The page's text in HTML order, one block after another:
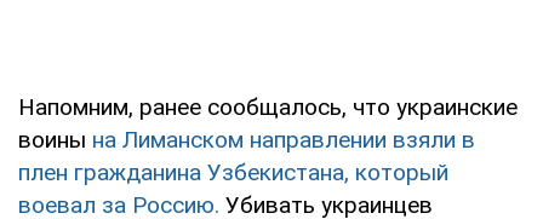
Напомним, ранее сообщалось, что украинские
воины на Лиманском направлении взяли в
плен гражданина Узбекистана, который
воевал за Россию. Убивать украинцев